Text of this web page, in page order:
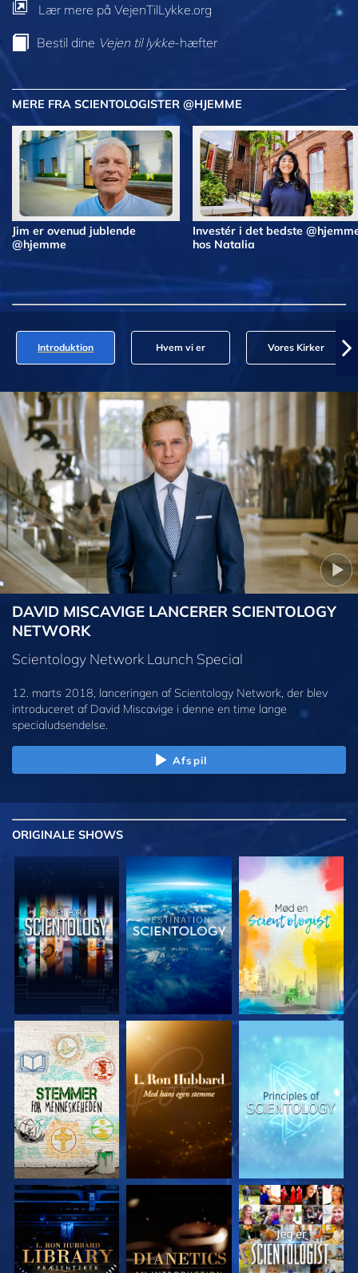
Lær mere på VejenTilLykke.org
Bestil dine Vejen til lykke-hæfter
MERE FRA SCIENTOLOGISTER @HJEMME
Jim er ovenud jublende
@hjemme
Investér i det bedste
hos Natalia
Introduktion Hvem vi er Vores Kirker
DAVID MISCAVIGE LANCERER SCIENTOLOGY
NETWORK
Scientology Network Launch Special
12. marts 2018, lanceringen af Scientology Network, der blev
introduceret af David Miscavige i denne en time lange
specialudsendelse.
Afspil
ORIGINALE SHOWS
UDFORSK SERIEN UDFORSK SERIEN UDFORSK SERIEN
UDFORSK SERIEN UDFORSK SERIEN SE